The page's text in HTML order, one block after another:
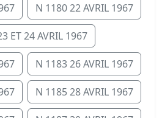
N 1180 22 AVRIL 1967
ET 24 AVRIL 1967
N 1183 26 AVRIL 1967
N 1185 28 AVRIL 1967